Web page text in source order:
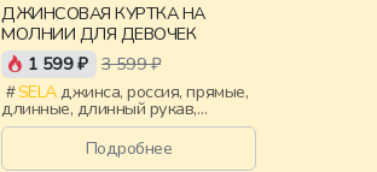
ДЖИНСОВАЯ КУРТКА НА
МОЛНИИ ДЛЯ ДЕВОЧЕК
1 599 ₽ 3 599 ₽
SELAджинса, россия, прямые,
длинные, длинный рукав,
молния, кнопки, манжета,
свободные, прорези, воротник,
девочки, детиПодробнее